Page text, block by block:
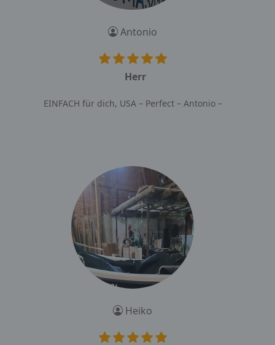
Antonio
Herr
EINFACH für dich, USA – Perfect – Antonio –
Heiko